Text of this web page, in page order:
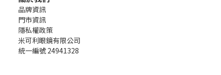
品牌資訊
門市資訊
隱私權政策
米可利眼鏡有限公司
統一編號 24941328